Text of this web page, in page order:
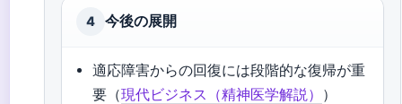
4 今後の展開
適応障害からの回復には段階的な復帰が重
要（現代ビジネス（精神医学解説） ）